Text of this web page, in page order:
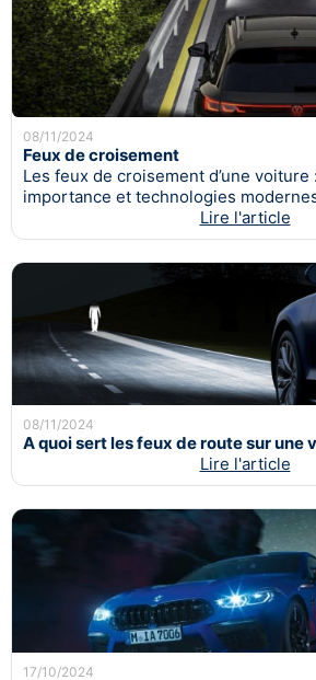
08/11/2024
Feux de croisement
Les feux de croisement d’une
Lire l'article
08/11/2024
A quoi sert les feux de route sur une
Lire l'article
17/10/2024